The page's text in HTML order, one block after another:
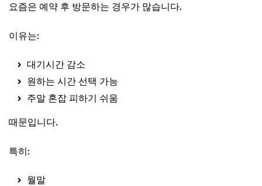
요즘은 예약 후 방문하는 경우가 많습니다.
이유는:
대기시간 감소
원하는 시간 선택 가능
주말 혼잡 피하기 쉬움
때문입니다.
특히:
월말